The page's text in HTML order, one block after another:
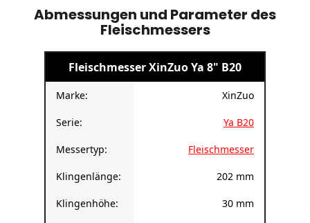
Abmessungen und Parameter des
Fleischmessers
Fleischmesser XinZuo Ya 8" B20
Marke: XinZuo
Serie: Ya B20
Messertyp: Fleischmesser
Klingenlänge: 202 mm
Klingenhöhe: 30 mm